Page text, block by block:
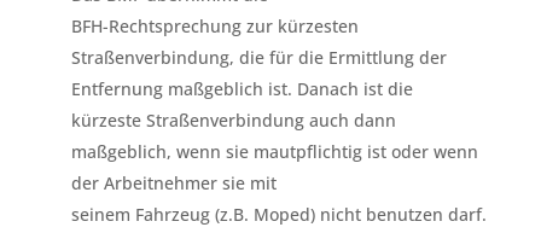
BFH-Rechtsprechung zur kürzesten
Straßenverbindung, die für die Ermittlung der
Entfernung maßgeblich ist. Danach ist die
kürzeste Straßenverbindung auch dann
maßgeblich, wenn sie mautpflichtig ist oder wenn
der Arbeitnehmer sie mit
seinem Fahrzeug (z.B. Moped) nicht benutzen darf.